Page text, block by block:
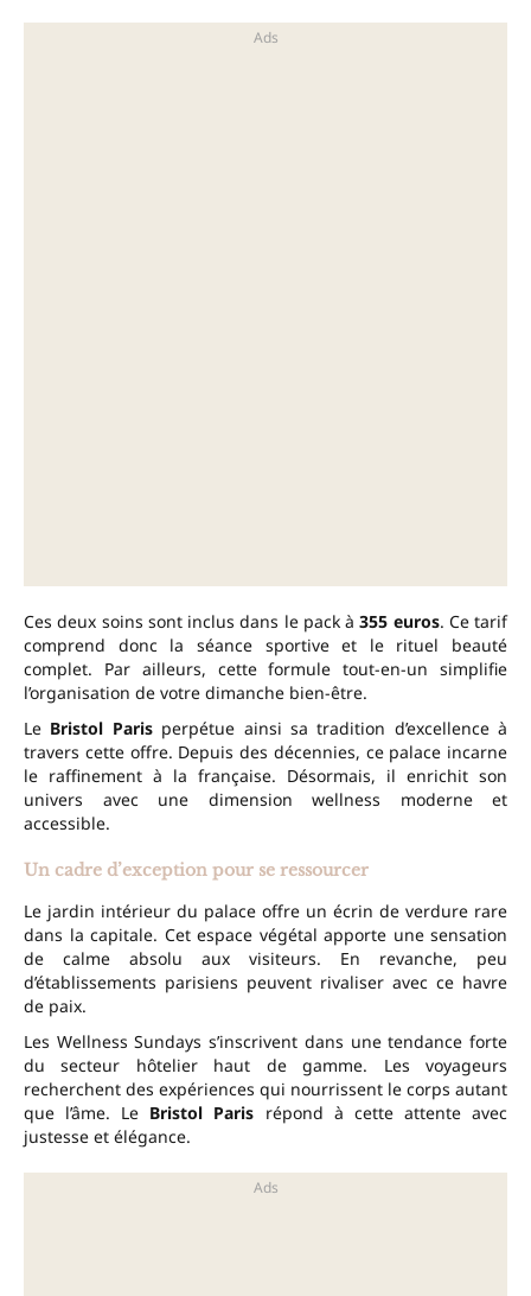
Ces deux soins sont inclus dans le pack à355 euros. Ce tarif
comprend donc la séance sportive et le rituel beauté
complet. Par ailleurs, cette formule tout-en-un simplifie
l’organisation de votre dimanche bien-être.
Le Bristol Parisperpétue ainsi sa tradition d’excellence à
travers cette offre. Depuis des décennies, ce palace incarne
le raffinement à la française. Désormais, il enrichit son
univers avec une dimension wellness moderne et
accessible.
Un cadre d’exception pour se ressourcer
Le jardin intérieur du palace offre un écrin de verdure rare
dans la capitale. Cet espace végétal apporte une sensation
de calme absolu aux visiteurs. En revanche, peu
d’établissements parisiens peuvent rivaliser avec ce havre
de paix.
Les Wellness Sundays s’inscrivent dans une tendance forte
du secteur hôtelier haut de gamme. Les voyageurs
recherchent des expériences qui nourrissent le corps autant
que l’âme. Le Bristol Paris répond à cette attente avec
justesse et élégance.